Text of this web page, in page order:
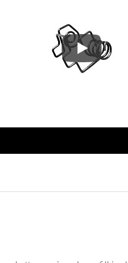
X-Type 스